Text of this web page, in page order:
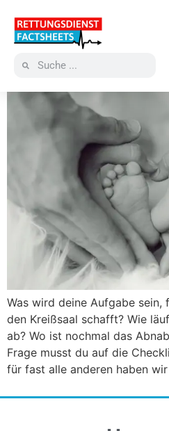
Was wird deine Aufgabe sein,
den Kreißsaal schafft? Wie
ab? Wo ist nochmal das
Frage musst du auf die
für fast alle anderen haben